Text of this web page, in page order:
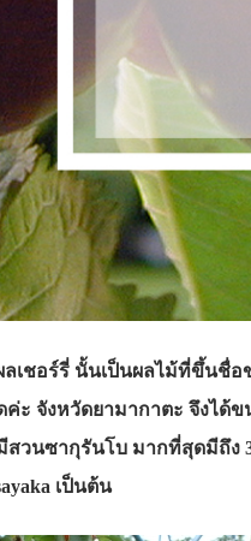
เชอร์รี่ นั้นเป็นผลไม้ที่ขึ้นชื่
ะ จังหวัดยามากาตะ จึงได้
มีสวนซากุรันโบ มากที่สุดมีถึง
เป็นต้น